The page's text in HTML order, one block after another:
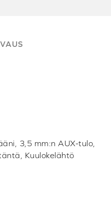
3,5 mm:n AUX-tulo,
Kuulokelähtö